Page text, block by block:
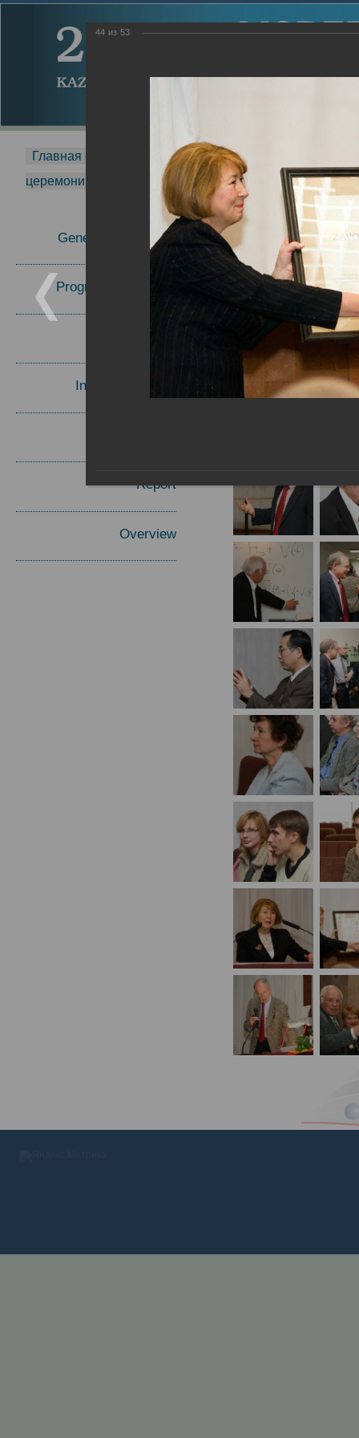
Главная страница MDMR - 2014
церемонии вручения премии Zavoisky Award - 2006 г.
General Information
Program Committee
Topics
Invited Speakers
Report
Overview
Report
2006 г.
44 из 53